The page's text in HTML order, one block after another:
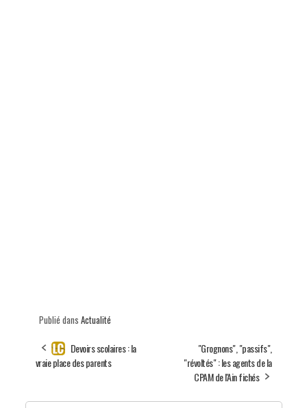
Publié dans Actualité
Devoirs scolaires : la
vraie place des parents
"Grognons", "passifs",
"révoltés" : les agents de la
CPAM de l'Ain fichés